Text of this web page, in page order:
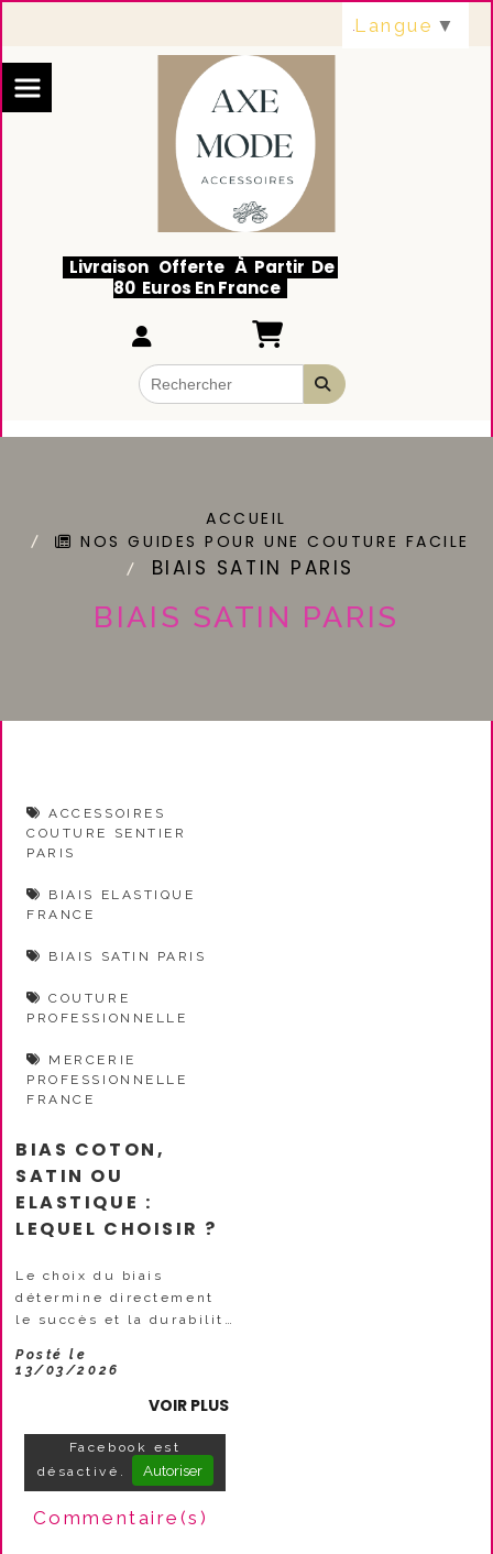
Livraison Offerte À Partir De
80 Euros En France
ACCUEIL
NOS GUIDES POUR UNE COUTURE FACILE
BIAIS SATIN PARIS
BIAIS SATIN PARIS
BIAS COTON,
SATIN OU
ELASTIQUE :
LEQUEL CHOISIR ?
Le choix du biais
détermine directement
le succès et la durabilité
couture.
beaucoup de couturières
de biais et se demandent
pourquoi la pose ne
fonctionne pas ou...
Posté le
13/03/2026
VOIR PLUS
ACCESSOIRES
COUTURE SENTIER
PARIS
BIAIS ELASTIQUE
FRANCE
BIAIS SATIN PARIS
COUTURE
PROFESSIONNELLE
MERCERIE
PROFESSIONNELLE
FRANCE
Facebook est
désactivé.
Autoriser
Commentaire(s)
Langue ▼
Panneau de gestion des cookies